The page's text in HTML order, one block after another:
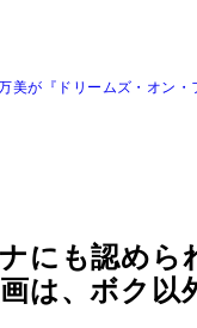
美が『ドリームズ・オン
にも認め
は、ボク